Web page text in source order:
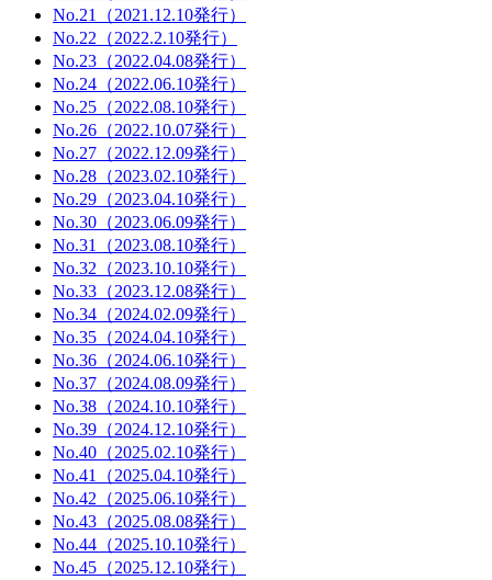
No.21（2021.12.10発行）
No.22（2022.2.10発行）
No.23（2022.04.08発行）
No.24（2022.06.10発行）
No.25（2022.08.10発行）
No.26（2022.10.07発行）
No.27（2022.12.09発行）
No.28（2023.02.10発行）
No.29（2023.04.10発行）
No.30（2023.06.09発行）
No.31（2023.08.10発行）
No.32（2023.10.10発行）
No.33（2023.12.08発行）
No.34（2024.02.09発行）
No.35（2024.04.10発行）
No.36（2024.06.10発行）
No.37（2024.08.09発行）
No.38（2024.10.10発行）
No.39（2024.12.10発行）
No.40（2025.02.10発行）
No.41（2025.04.10発行）
No.42（2025.06.10発行）
No.43（2025.08.08発行）
No.44（2025.10.10発行）
No.45（2025.12.10発行）